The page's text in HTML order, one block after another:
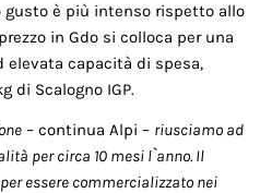
è più intenso rispetto allo
in Gdo si colloca per una
capacità di spesa,
di Scalogno IGP.
– continua Alpi – riusciamo ad
per circa 10 mesi l`anno. Il
essere commercializzato nei